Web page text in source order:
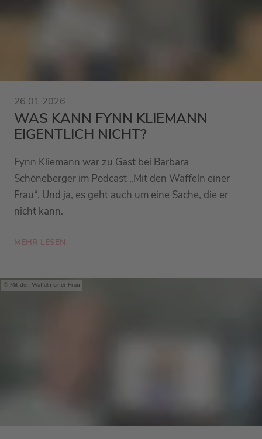
26.01.2026
WAS KANN FYNN KLIEMANN
EIGENTLICH NICHT?
Fynn Kliemann war zu Gast bei Barbara
Schöneberger im Podcast „Mit den Waffeln einer
Frau“. Und ja, es geht auch um eine Sache, die er
nicht kann.
MEHR LESEN
Mit den Waffeln einer Frau